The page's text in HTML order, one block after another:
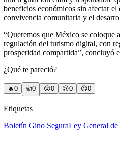
beneficios económicos sin afectar
convivencia comunitaria y el
“Queremos que México se coloque
regulación del turismo digital, con
prosperidad compartida”, concluyó
¿Qué te pareció?
🔥0 👍0 😲0 😢0 😠0
Etiquetas
Boletín Gino SeguraLey General de